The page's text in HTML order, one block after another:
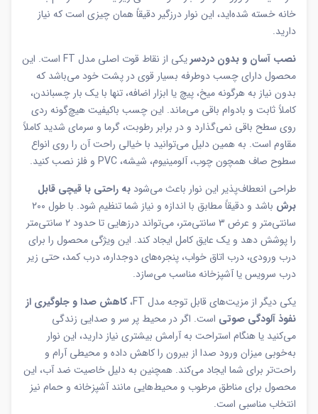
خانه خسته شده‌اید، این نوار درزگیر دقیقاً همان چیزی است که نیاز
دارید.
نصب آسان و بدون دردسر
یکی از نقاط قوت اصلی مدل FT است. این
محصول دارای چسب دوطرفه بسیار قوی در پشت خود می‌باشد که
بدون نیاز به هرگونه میخ، پیچ یا ابزار اضافه، تنها با یک بار چسباندن،
کاملاً ثابت و بادوام باقی می‌ماند. این چسب باکیفیت هیچ‌گونه ردی
روی سطح باقی نمی‌گذارد و در برابر رطوبت، گرما و سرمای شدید کاملاً
مقاوم است. به همین دلیل می‌توانید با خیالی راحت آن را روی انواع
سطوح صاف همچون چوب، آلومینیوم، شیشه، PVC و فلز نصب کنید.
طراحی انعطاف‌پذیر این نوار باعث می‌شود به راحتی با قیچی قابل
برش
باشد و دقیقاً مطابق با اندازه و نیاز شما تنظیم شود. با طول ۲۰۰
سانتی‌متر و عرض ۳ سانتی‌متر، می‌تواند درزهایی تا حدود ۲ سانتی‌متر
را پوشش دهد و یک عایق کامل ایجاد کند. این ویژگی محصول را برای
درب ورودی، درب اتاق خواب، پنجره‌های دوجداره، درب کمد، حتی زیر
درب سرویس یا آشپزخانه مناسب می‌سازد.
یکی دیگر از مزیت‌های قابل توجه مدل FT،
کاهش صدا و جلوگیری از
نفوذ آلودگی صوتی است. اگر در محیط پر سر و صدایی زندگی
می‌کنید یا هنگام استراحت به آرامش بیشتری نیاز دارید، این نوار
به‌خوبی میزان ورود صدا از بیرون را کاهش داده و محیطی آرام و
راحت‌تر برای شما ایجاد می‌کند. همچنین به دلیل خاصیت ضد آب، این
محصول برای مناطق مرطوب و محیط‌هایی مانند آشپزخانه و حمام نیز
انتخاب مناسبی است.